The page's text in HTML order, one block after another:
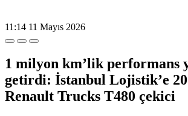
11:14 11 Mayıs 2026
1 milyon km’lik performans
getirdi: İstanbul Lojistik’e
Renault Trucks T480 çekici